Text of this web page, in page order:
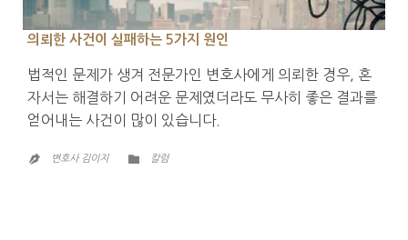
의뢰한 사건이 실패하는 5가지 원인
법적인 문제가 생겨 전문가인 변호사에게 의뢰한 경우, 혼
자서는 해결하기 어려운 문제였더라도 무사히 좋은 결과를
얻어내는 사건이 많이 있습니다.
 변호사 김이지  CATEGORY
칼럼